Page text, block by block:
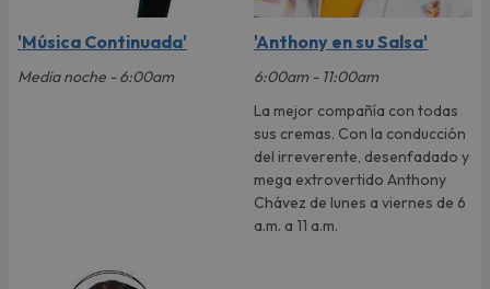
'Música Continuada'
Media noche - 6:00am
'Anthony en su Salsa'
6:00am - 11:00am
La mejor compañía con todas
sus cremas. Con la conducción
del irreverente, desenfadado y
mega extrovertido Anthony
Chávez de lunes a viernes de 6
a.m. a 11 a.m.